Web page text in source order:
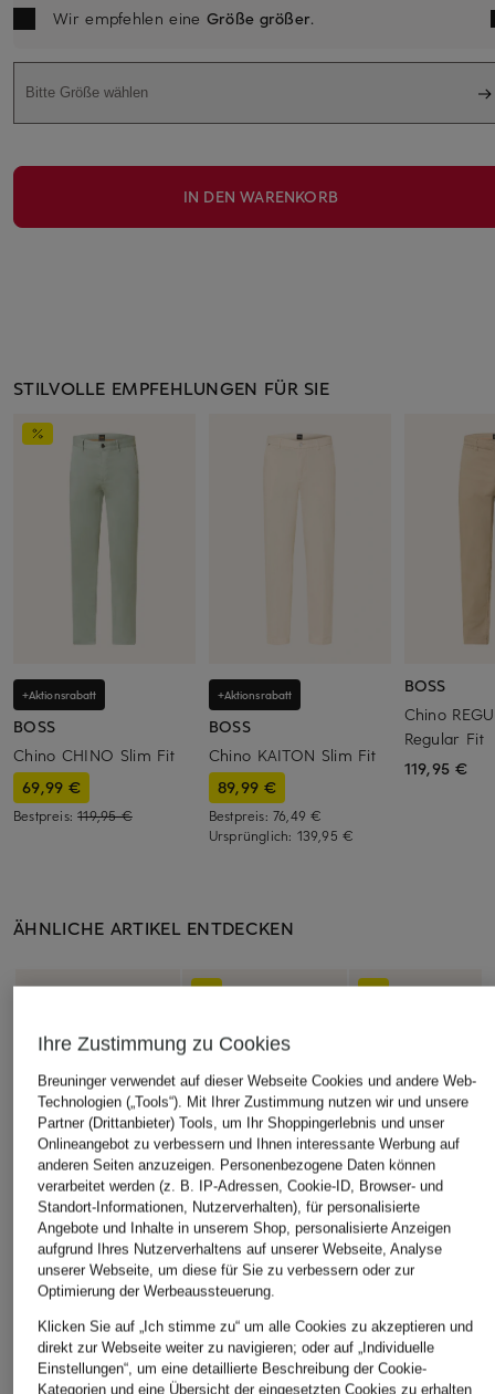
Wir empfehlen eine Größe größer.
Bitte Größe wählen
IN DEN WARENKORB
STILVOLLE EMPFEHLUNGEN FÜR SIE
+Aktionsrabatt
BOSS
Chino CHINO Slim Fit
69,99 €
Bestpreis:119,95 €
+Aktionsrabatt
BOSS
Chino KAITON Slim Fit
89,99 €
Bestpreis: 76,49 €
Ursprünglich: 139,95 €
BOSS
Chino
Regular Fit
119,95 €
ÄHNLICHE ARTIKEL ENTDECKEN
Ihre Zustimmung zu Cookies
Breuninger verwendet auf dieser Webseite Cookies und andere Web-
Technologien („Tools“). Mit Ihrer Zustimmung nutzen wir und unsere
Partner (Drittanbieter) Tools, um Ihr Shoppingerlebnis und unser
Onlineangebot zu verbessern und Ihnen interessante Werbung auf
anderen Seiten anzuzeigen. Personenbezogene Daten können
verarbeitet werden (z. B. IP-Adressen, Cookie-ID, Browser- und
Standort-Informationen, Nutzerverhalten), für personalisierte
Angebote und Inhalte in unserem Shop, personalisierte Anzeigen
aufgrund Ihres Nutzerverhaltens auf unserer Webseite, Analyse
unserer Webseite, um diese für Sie zu verbessern oder zur
Optimierung der Werbeaussteuerung.
Klicken Sie auf „Ich stimme zu“ um alle Cookies zu akzeptieren und
direkt zur Webseite weiter zu navigieren; oder auf „Individuelle
Einstellungen“, um eine detaillierte Beschreibung der Cookie-
Kategorien und eine Übersicht der eingesetzten Cookies zu erhalten